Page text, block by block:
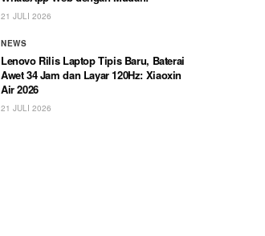
21 JULI 2026
NEWS
Lenovo Rilis Laptop Tipis Baru, Baterai
Awet 34 Jam dan Layar 120Hz: Xiaoxin
Air 2026
21 JULI 2026